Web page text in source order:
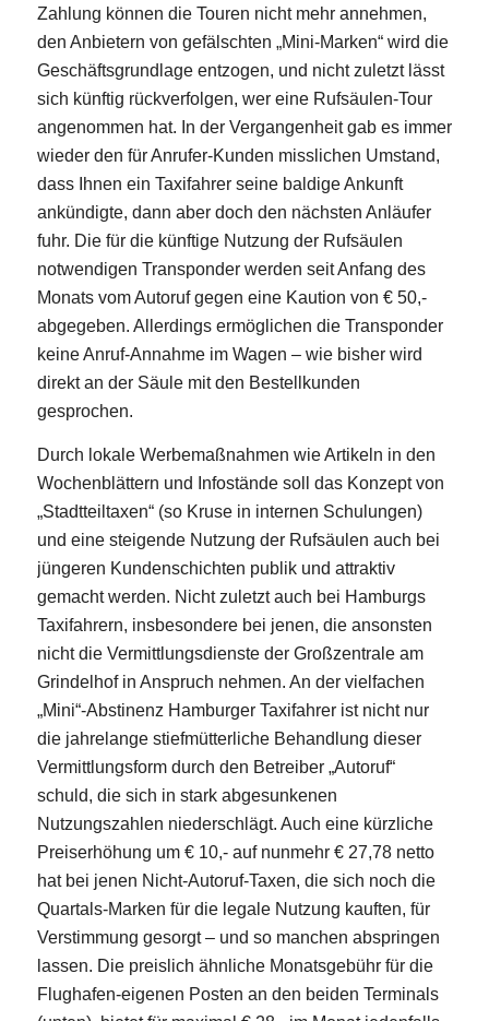
Zahlung können die Touren nicht mehr annehmen,
den Anbietern von gefälschten „Mini-Marken“ wird die
Geschäftsgrundlage entzogen, und nicht zuletzt lässt
sich künftig rückverfolgen, wer eine Rufsäulen-Tour
angenommen hat. In der Vergangenheit gab es immer
wieder den für Anrufer-Kunden misslichen Umstand,
dass Ihnen ein Taxifahrer seine baldige Ankunft
ankündigte, dann aber doch den nächsten Anläufer
fuhr. Die für die künftige Nutzung der Rufsäulen
notwendigen Transponder werden seit Anfang des
Monats vom Autoruf gegen eine Kaution von € 50,-
abgegeben. Allerdings ermöglichen die Transponder
keine Anruf-Annahme im Wagen – wie bisher wird
direkt an der Säule mit den Bestellkunden
gesprochen.
Durch lokale Werbemaßnahmen wie Artikeln in den
Wochenblättern und Infostände soll das Konzept von
„Stadtteiltaxen“ (so Kruse in internen Schulungen)
und eine steigende Nutzung der Rufsäulen auch bei
jüngeren Kundenschichten publik und attraktiv
gemacht werden. Nicht zuletzt auch bei Hamburgs
Taxifahrern, insbesondere bei jenen, die ansonsten
nicht die Vermittlungsdienste der Großzentrale am
Grindelhof in Anspruch nehmen. An der vielfachen
„Mini“-Abstinenz Hamburger Taxifahrer ist nicht nur
die jahrelange stiefmütterliche Behandlung dieser
Vermittlungsform durch den Betreiber „Autoruf“
schuld, die sich in stark abgesunkenen
Nutzungszahlen niederschlägt. Auch eine kürzliche
Preiserhöhung um € 10,- auf nunmehr € 27,78 netto
hat bei jenen Nicht-Autoruf-Taxen, die sich noch die
Quartals-Marken für die legale Nutzung kauften, für
Verstimmung gesorgt – und so manchen abspringen
lassen. Die preislich ähnliche Monatsgebühr für die
Flughafen-eigenen Posten an den beiden Terminals